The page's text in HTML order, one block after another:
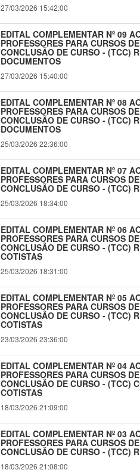
27/03/2026 15:42:00
EDITAL COMPLEMENTAR Nº 09
PROFESSORES PARA CURSOS
CONCLUSÃO DE CURSO - (TCC)
DOCUMENTOS
27/03/2026 15:40:00
EDITAL COMPLEMENTAR Nº 08
PROFESSORES PARA CURSOS
CONCLUSÃO DE CURSO - (TCC)
DOCUMENTOS
25/03/2026 22:36:00
EDITAL COMPLEMENTAR Nº 07
PROFESSORES PARA CURSOS
CONCLUSÃO DE CURSO - (TCC)
25/03/2026 18:34:00
EDITAL COMPLEMENTAR Nº 06
PROFESSORES PARA CURSOS
CONCLUSÃO DE CURSO - (TCC)
COTISTAS
25/03/2026 18:31:00
EDITAL COMPLEMENTAR Nº 05
PROFESSORES PARA CURSOS
CONCLUSÃO DE CURSO - (TCC)
COTISTAS
23/03/2026 23:36:00
EDITAL COMPLEMENTAR Nº 04
PROFESSORES PARA CURSOS
CONCLUSÃO DE CURSO - (TCC)
COTISTAS
18/03/2026 21:09:00
EDITAL COMPLEMENTAR Nº 03
PROFESSORES PARA CURSOS
CONCLUSÃO DE CURSO - (TCC)
18/03/2026 21:08:00